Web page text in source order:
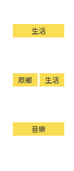
生活
原鄉 生活
音樂